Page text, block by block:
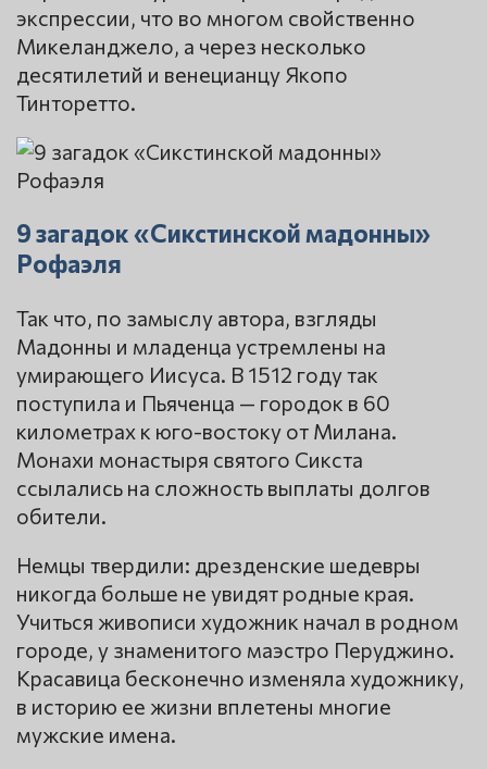
экспрессии, что во многом свойственно
Микеланджело, а через несколько
десятилетий и венецианцу Якопо
Тинторетто.
9 загадок «Сикстинской мадонны»
Рофаэля
Так что, по замыслу автора, взгляды
Мадонны и младенца устремлены на
умирающего Иисуса. В 1512 году так
поступила и Пьяченца — городок в 60
километрах к юго-востоку от Милана.
Монахи монастыря святого Сикста
ссылались на сложность выплаты долгов
обители.
Немцы твердили: дрезденские шедевры
никогда больше не увидят родные края.
Учиться живописи художник начал в родном
городе, у знаменитого маэстро Перуджино.
Красавица бесконечно изменяла художнику,
в историю ее жизни вплетены многие
мужские имена.